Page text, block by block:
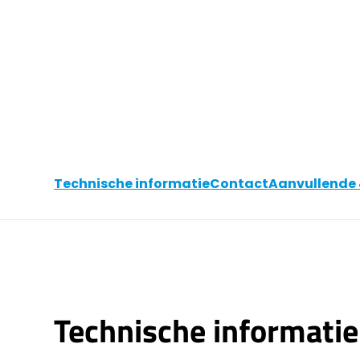
Technische informatieContact
Technische informatie